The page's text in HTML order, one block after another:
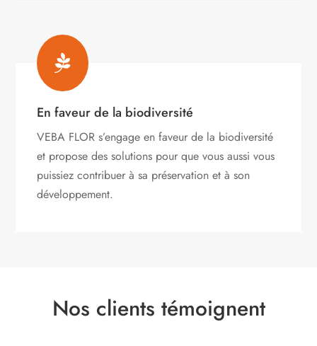

En faveur de la biodiversité
VEBA FLOR s’engageen faveur de la biodiversité
et propose des solutions pour que vous aussi vous
puissiez contribuer à sa préservation et à son
développement.
Nos clients témoignent